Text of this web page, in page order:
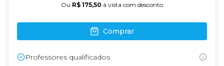
Ou R$ 175,50 à vista com desconto
Comprar
Professores qualificados